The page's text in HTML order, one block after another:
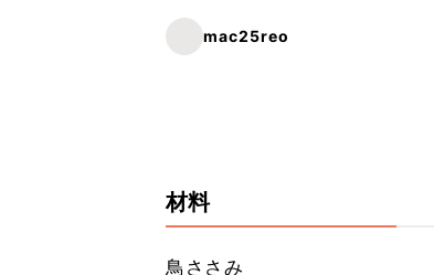
mac25reo
材料
鳥ささみ